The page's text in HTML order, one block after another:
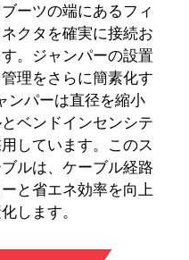
ーツの端にあるフィ
クタを確実に接続お
。ジャンパーの設置
理をさらに簡素化す
ンパーは直径を縮小
ベンドインセンシテ
しています。このス
ルは、ケーブル経路
と省エネ効率を向上
します。